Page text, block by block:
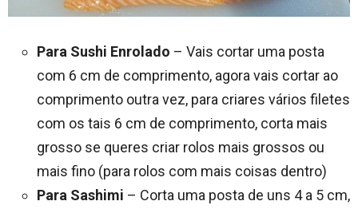
Para Sushi Enrolado – Vais cortar uma posta
com 6 cm de comprimento, agora vais cortar ao
comprimento outra vez, para criares vários filetes
com os tais 6 cm de comprimento, corta mais
grosso se queres criar rolos mais grossos ou
mais fino (para rolos com mais coisas dentro)
Para Sashimi – Corta uma posta de uns 4 a 5 cm,